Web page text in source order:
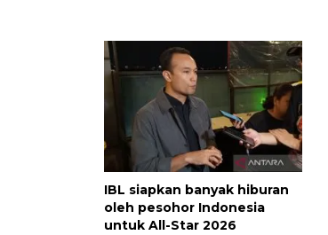
IBL siapkan banyak hiburan
oleh pesohor Indonesia
untuk All-Star 2026